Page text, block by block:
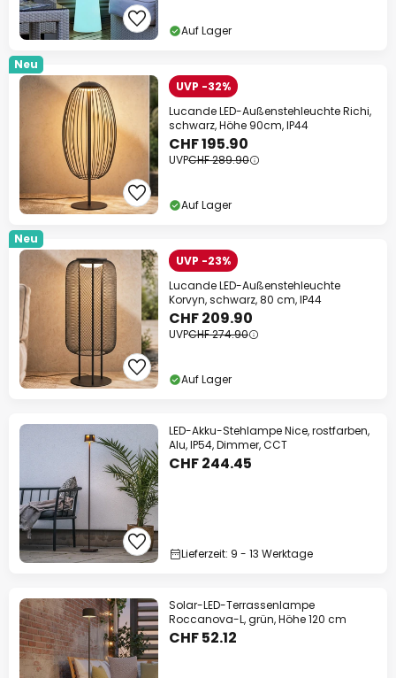
Auf Lager
Neu
UVP -32%
Lucande LED-Außenstehleuchte Richi,
schwarz, Höhe 90cm, IP44
CHF 195.90
UVPCHF 289.90
Auf Lager
Neu
UVP -23%
Lucande LED-Außenstehleuchte
Korvyn, schwarz, 80 cm, IP44
CHF 209.90
UVPCHF 274.90
Auf Lager
LED-Akku-Stehlampe Nice, rostfarben,
Alu, IP54, Dimmer, CCT
CHF 244.45
Lieferzeit: 9 - 13 Werktage
Solar-LED-Terrassenlampe
Roccanova-L, grün, Höhe 120 cm
CHF 52.12